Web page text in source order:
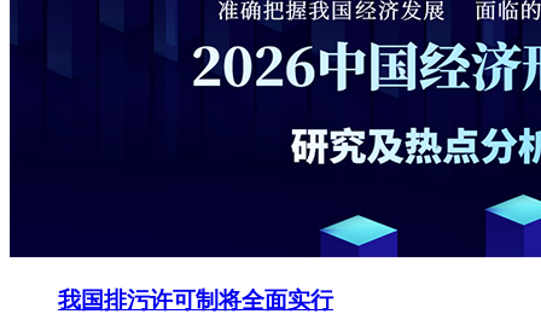
我国排污许可制将全面实行